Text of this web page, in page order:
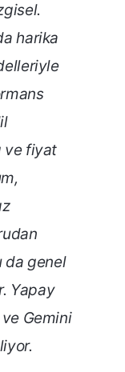
harika
ve fiyat
da genel
Yapay
Gemini